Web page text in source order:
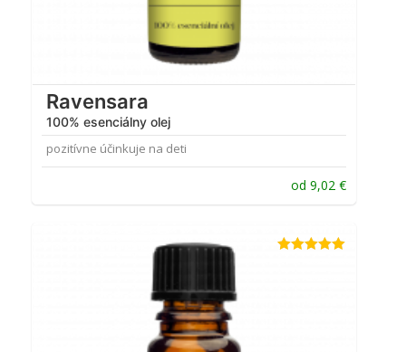
Ravensara
100% esenciálny olej
pozitívne účinkuje na deti
od 9,02 €